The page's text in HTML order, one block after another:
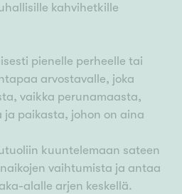
kahvihetkille
pienelle perheelle tai
arvostavalle, joka
vaikka perunamaasta,
paikasta, johon on aina
kuuntelemaan sateen
vaihtumista ja antaa
alalle arjen keskellä.